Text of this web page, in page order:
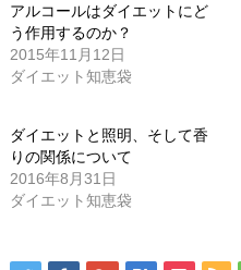
有
(新
し
い
ウ
ィ
で
開
き
ま
す)
リ
ッ
ク
し
て
く
だ
(新
し
い
ウ
ィ
ン
ド
き
有
(新
し
い
ウ
ィ
ン
で
開
き
ま
アルコールはダイエットにど
う作用するのか？
2015年11月12日
ダイエット知恵袋
ダイエットと照明、そして香
りの関係について
2016年8月31日
ダイエット知恵袋